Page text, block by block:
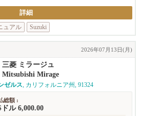
詳細
ュアル Suzuki
2026年07月13日(月)
三菱 ミラージュ
Mitsubishi Mirage
ゼルス, カリフォルニア州, 91324
総額 :
ドル 6,000.00